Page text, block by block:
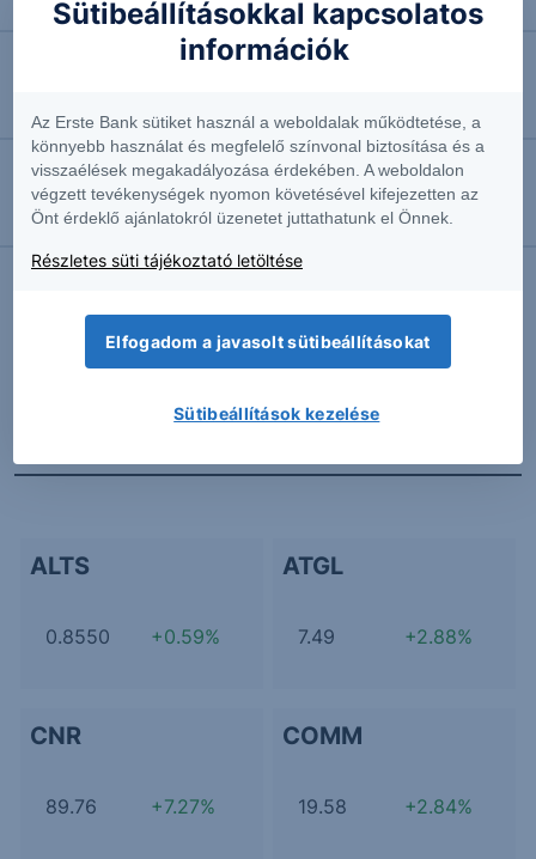
Ismét halasztják a Bayer perét
Feladta ellenállását a Commerzbank
2026.08.06. 10:39
Megemelte előrejelzését a Siemens
További Erste elemzések
ALTS
0.8550 +0.59%
ATGL
7.49 +2.88%
CNR
89.76 +7.27%
COMM
19.58 +2.84%
Sütibeállításokkal kapcsolatos
információk
Az Erste Bank sütiket használ a weboldalak működtetése, a
könnyebb használat és megfelelő színvonal biztosítása és a
visszaélések megakadályozása érdekében. A weboldalon
végzett tevékenységek nyomon követésével kifejezetten az
Önt érdeklő ajánlatokról üzenetet juttathatunk el Önnek.
Részletes süti tájékoztató letöltése
Elfogadom a javasolt sütibeállításokat
Sütibeállítások kezelése